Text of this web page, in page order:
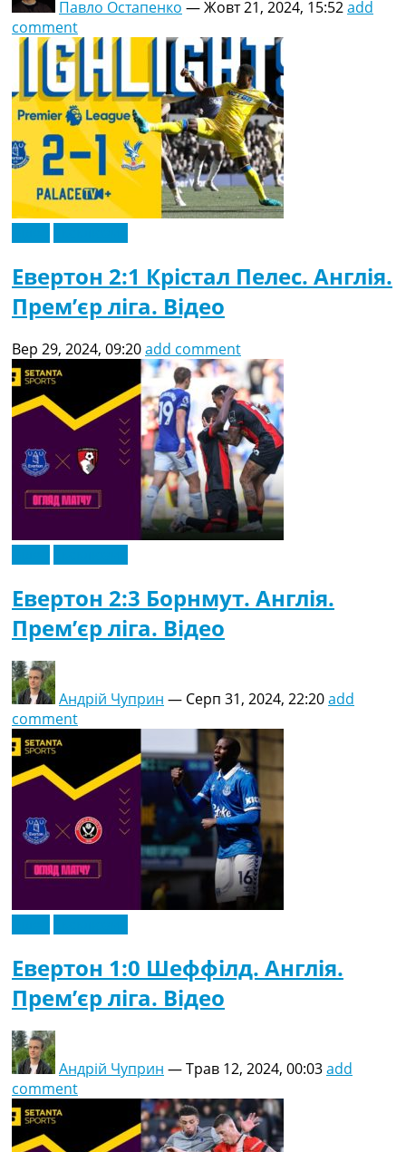
Павло Остапенко —Жовт 21, 2024, 15:52add
comment
Евертон 2:1 Крістал Пелес. Англія.
Прем’єр ліга. Відео
Вер 29, 2024, 09:20add comment
Евертон 2:3 Борнмут. Англія.
Прем’єр ліга. Відео
Андрій Чуприн — Серп 31, 2024, 22:20add
comment
Евертон 1:0 Шеффілд. Англія.
Прем’єр ліга. Відео
Андрій Чуприн —Трав 12, 2024, 00:03add
comment